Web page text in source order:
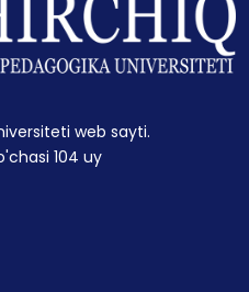
web sayti.
104 uy